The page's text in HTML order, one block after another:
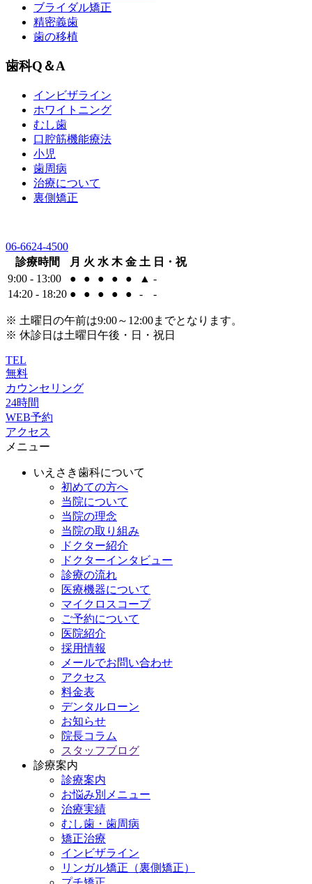
ブライダル矯正
精密義歯
歯の移植
歯科Q＆A
インビザライン
ホワイトニング
むし歯
口腔筋機能療法
小児
歯周病
治療について
裏側矯正
06-6624-4500
診療時間
月 火 水 木 金 土 日・祝
9:00 - 13:00
● ● ● ● ● ▲ -
14:20 - 18:20 ● ● ● ● ● - -
※ 土曜日の午前は9:00～12:00までとなります。
※ 休診日は土曜日午後・日・祝日
TEL
無料
カウンセリング
24時間
WEB予約
アクセス
メニュー
いえさき歯科について
初めての方へ
当院について
当院の理念
当院の取り組み
ドクター紹介
ドクターインタビュー
診療の流れ
医療機器について
マイクロスコープ
ご予約について
医院紹介
採用情報
メールでお問い合わせ
アクセス
料金表
デンタルローン
お知らせ
院長コラム
スタッフブログ
診療案内
診療案内
お悩み別メニュー
治療実績
むし歯・歯周病
矯正治療
インビザライン
リンガル矯正（裏側矯正）